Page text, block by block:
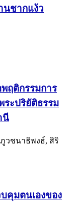
ชากแง้ว
ฤติกรรมการ
ระปริยัติธรรม
นี
วชนาธิพงธ์, สิริ
คุมตนเองของ